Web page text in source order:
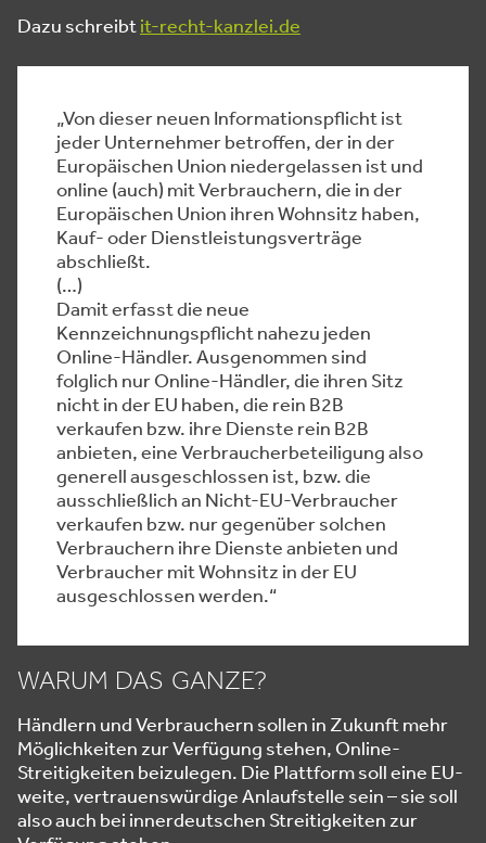
Dazu schreibtit-recht-kanzlei.de
„Von dieser neuen Informationspflicht ist
jeder Unternehmer betroffen, der in der
Europäischen Union niedergelassen ist und
online (auch) mit Verbrauchern, die in der
Europäischen Union ihren Wohnsitz haben,
Kauf- oder Dienstleistungsverträge
abschließt.
(…)
Damit erfasst die neue
Kennzeichnungspflicht nahezu jeden
Online-Händler. Ausgenommen sind
folglich nur Online-Händler, die ihren Sitz
nicht in der EU haben, die rein B2B
verkaufen bzw. ihre Dienste rein B2B
anbieten, eine Verbraucherbeteiligung also
generell ausgeschlossen ist, bzw. die
ausschließlich an Nicht-EU-Verbraucher
verkaufen bzw. nur gegenüber solchen
Verbrauchern ihre Dienste anbieten und
Verbraucher mit Wohnsitz in der EU
ausgeschlossen werden.“
WARUM DAS GANZE?
Händlern und Verbrauchern sollen in Zukunft mehr
Möglichkeiten zur Verfügung stehen, Online-
Streitigkeiten beizulegen. Die Plattform soll eine EU-
weite, vertrauenswürdige Anlaufstelle sein – sie soll
also auch bei innerdeutschen Streitigkeiten zur